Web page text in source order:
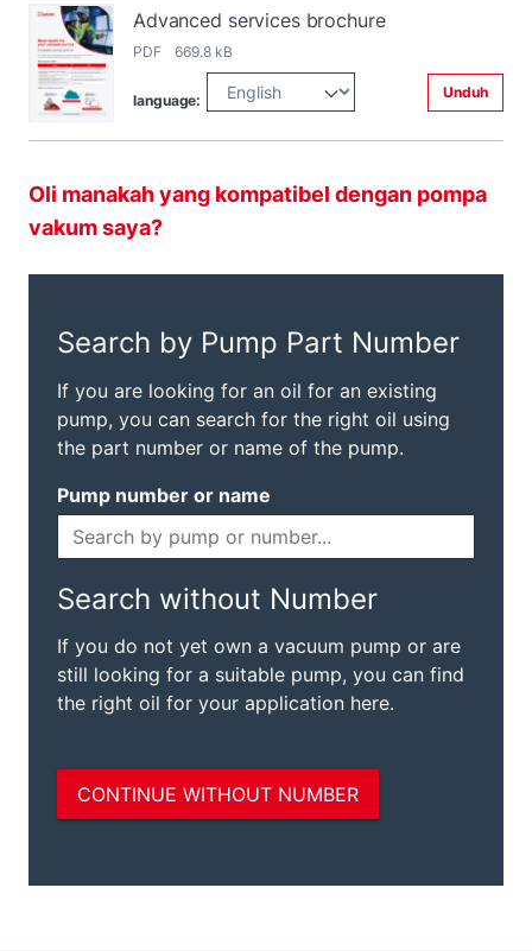
Advanced services brochure
PDF 669.8 kB
language: Unduh
Oli manakah yang kompatibel dengan pompa
vakum saya?